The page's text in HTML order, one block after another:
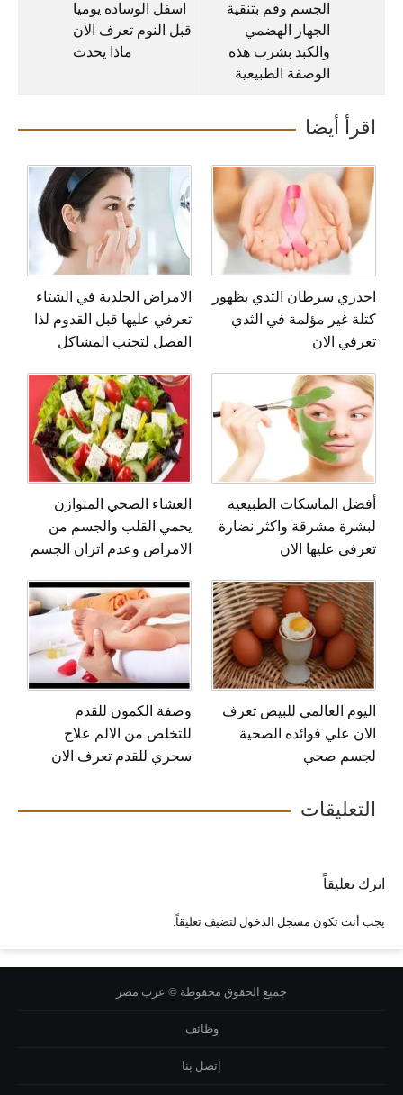
الجسم وقم بتنقية
الجهاز الهضمي
والكبد بشرب هذه
الوصفة الطبيعية
اسفل الوساده يوميا
قبل النوم تعرف الان
ماذا يحدث
اقرأ أيضا
احذري سرطان الثدي بظهور
كتلة غير مؤلمة في الثدي
تعرفي الان
الامراض الجلدية في الشتاء
تعرفي عليها قبل القدوم لذا
الفصل لتجنب المشاكل
أفضل الماسكات الطبيعية
لبشرة مشرقة واكثر نضارة
تعرفي عليها الان
العشاء الصحي المتوازن
يحمي القلب والجسم من
الامراض وعدم اتزان الجسم
اليوم العالمي للبيض تعرف
الان علي فوائده الصحية
لجسم صحي
وصفة الكمون للقدم
للتخلص من الالم علاج
سحري للقدم تعرف الان
التعليقات
اترك تعليقاً
يجب أنت تكون مسجل الدخول لتضيف تعليقاً.
جميع الحقوق محفوظة © عرب مصر
وظائف
إتصل بنا